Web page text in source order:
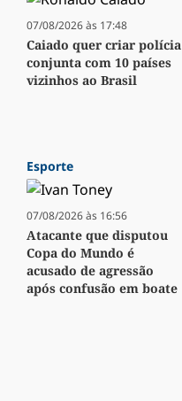
07/08/2026 às 17:48
Caiado quer criar polícia
conjunta com 10 países
vizinhos ao Brasil
Esporte
07/08/2026 às 16:56
Atacante que disputou
Copa do Mundo é
acusado de agressão
após confusão em boate